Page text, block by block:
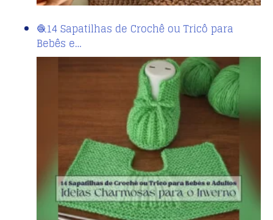
🧶14 Sapatilhas de Crochê ou Tricô para
Bebês e…